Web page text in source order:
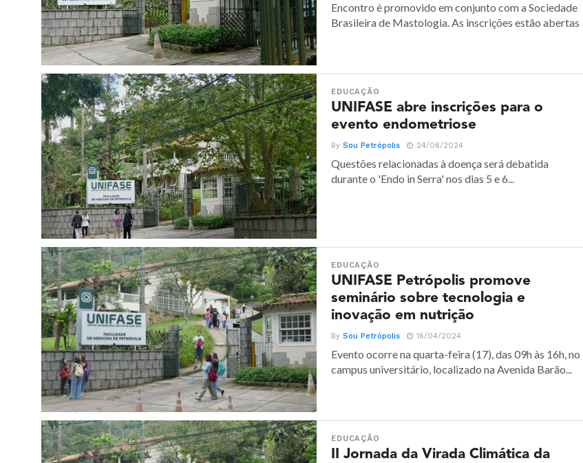
Encontro é promovido em conjunto com a Sociedade
Brasileira de Mastologia. As inscrições estão abertas
EDUCAÇÃO
UNIFASE abre inscrições para o
evento endometriose
BySou Petrópolis 24/06/2024
Questões relacionadas à doença será debatida
durante o 'Endo in Serra' nos dias 5 e 6...
EDUCAÇÃO
UNIFASE Petrópolis promove
seminário sobre tecnologia e
inovação em nutrição
BySou Petrópolis 16/04/2024
Evento ocorre na quarta-feira (17), das 09h às 16h, no
campus universitário, localizado na Avenida Barão...
EDUCAÇÃO
II Jornada da Virada Climática da